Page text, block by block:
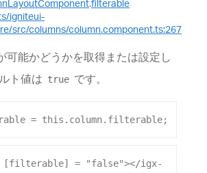
.filterable
igniteui-
src/columns/column.component.ts:267
可能かどうかを取得または設定し
ト値は true です。
= this . column. filterable;
[filterable] = "false"></igx-